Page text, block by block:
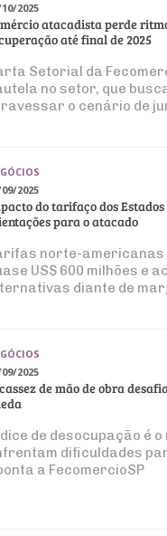
2025
atacadista perde
até final de 2025
Setorial da
no setor, que
o cenário de
2025
do tarifaço dos
para o atacado
norte-
US$ 600 milhões e
diante de
2025
de mão de obra
de desocupação é
dificuldades
a FecomercioSP